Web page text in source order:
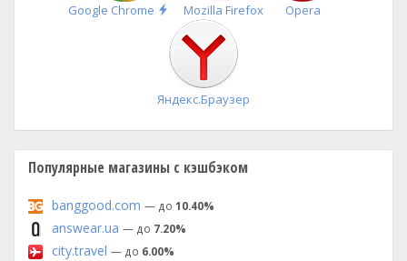
Google Chrome
Быстрая
установка
Mozilla Firefox Opera
Яндекс.Браузер
Популярные магазины с кэшбэком
banggood.com — до 10.40%
answear.ua — до 7.20%
city.travel — до 6.00%